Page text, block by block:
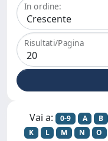
In ordine:
Risultati/Pagina
Vai a: 0-9 A B
K
L M N O